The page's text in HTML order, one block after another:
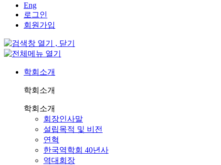
Eng
로그인
회원가입
학회소개
학회소개
학회소개
회장인사말
설립목적 및 비전
연혁
한국역학회 40년사
역대회장